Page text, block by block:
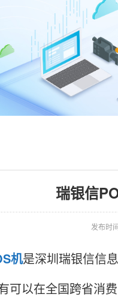
瑞银信
发布时
机是深圳瑞银信信
可以在全国跨省消